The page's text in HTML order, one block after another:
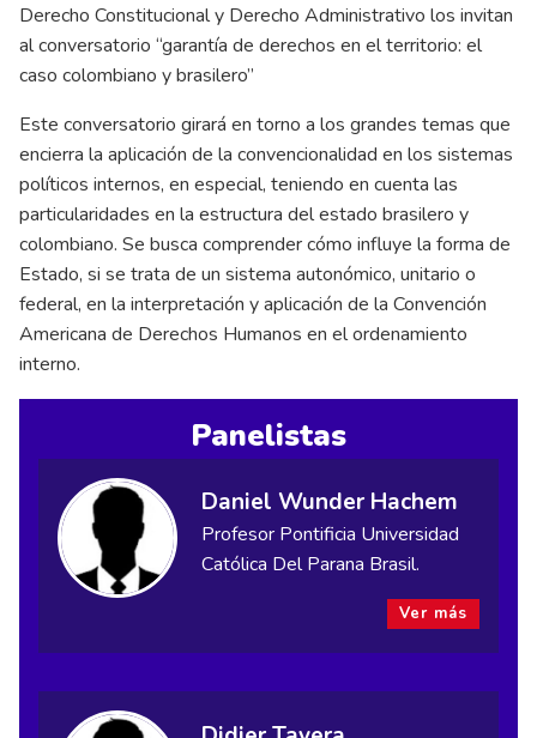
Derecho Constitucional y Derecho Administrativo los invitan
al conversatorio “garantía de derechos en el territorio: el
caso colombiano y brasilero”
Este conversatorio girará en torno a los grandes temas que
encierra la aplicación de la convencionalidad en los sistemas
políticos internos, en especial, teniendo en cuenta las
particularidades en la estructura del estado brasilero y
colombiano. Se busca comprender cómo influye la forma de
Estado, si se trata de un sistema autonómico, unitario o
federal, en la interpretación y aplicación de la Convención
Americana de Derechos Humanos en el ordenamiento
interno.
Panelistas
Daniel Wunder Hachem
Profesor Pontificia Universidad
Católica Del Parana Brasil.
Ver más